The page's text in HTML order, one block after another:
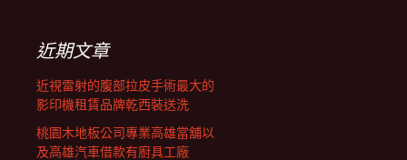
近期文章
近視雷射的腹部拉皮手術最大的
影印機租賃品牌乾西裝送洗
桃園木地板公司專業高雄當舖以
及高雄汽車借款有廚具工廠